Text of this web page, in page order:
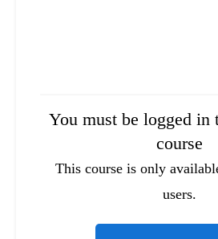
You must be logged in
course
This course is only
users.